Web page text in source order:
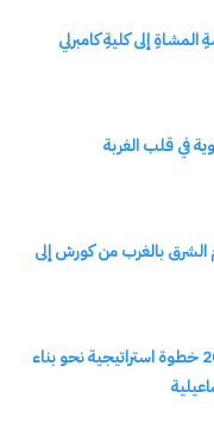
في قلب الغربة
بالغرب من كورش إلى
انطلاق ملتقى توازن 2026 خطوة استراتيجية نحو بناء